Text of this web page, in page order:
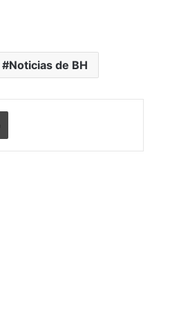
Noticias de BH
Imprimir